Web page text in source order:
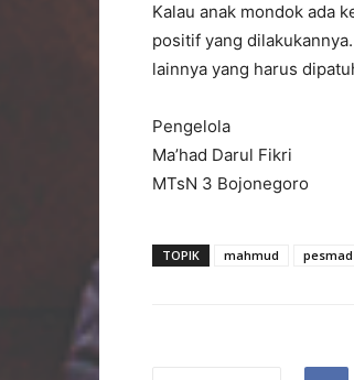
Kalau anak mondok ada
positif yang
lainnya yang harus
Pengelola
Ma’had Darul Fikri
MTsN 3 Bojonegoro
TOPIK mahmud pesmad